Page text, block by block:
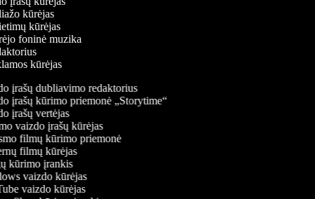
kūrėjas
kūrėjas
foninė muzika
kūrėjas
įrašų dubliavimo redaktorius
įrašų kūrimo priemonė „Storytime“
įrašų vertėjas
vaizdo įrašų kūrėjas
filmų kūrimo priemonė
filmų kūrėjas
kūrimo įrankis
vaizdo kūrėjas
vaizdo kūrėjas